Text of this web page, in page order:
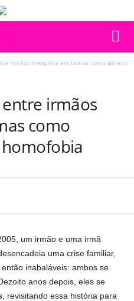
irmãos mergulha em temas como gênero,
entre irmãos
como
um irmão e uma irmã
uma crise familiar,
inabaláveis: ambos se
anos depois, eles se
revisitando essa história para